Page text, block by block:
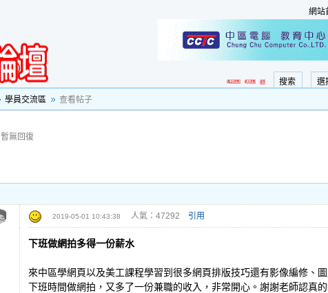
網站
選
搜索
學員交流區 查看帖子
暫無回復
2019-05-01 10:43:38 人氣：47292 引用
下班做網拍多得一份薪水
來中區學網頁以及美工課程學習到很多網頁排版技巧還有影像編修、
下班時間做網拍，又多了一份兼職的收入，非常開心。謝謝老師認真